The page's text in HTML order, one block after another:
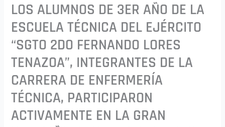
LOS ALUMNOS DE 3ER AÑO DE LA
ESCUELA TÉCNICA DEL EJÉRCITO
“SGTO 2DO FERNANDO LORES
TENAZOA”, INTEGRANTES DE LA
CARRERA DE ENFERMERÍA
TÉCNICA, PARTICIPARON
ACTIVAMENTE EN LA GRAN